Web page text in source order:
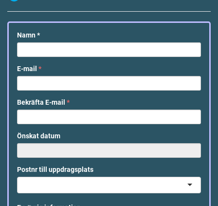
Namn *
E-mail *
Bekräfta E-mail *
Önskat datum
Postnr till uppdragsplats